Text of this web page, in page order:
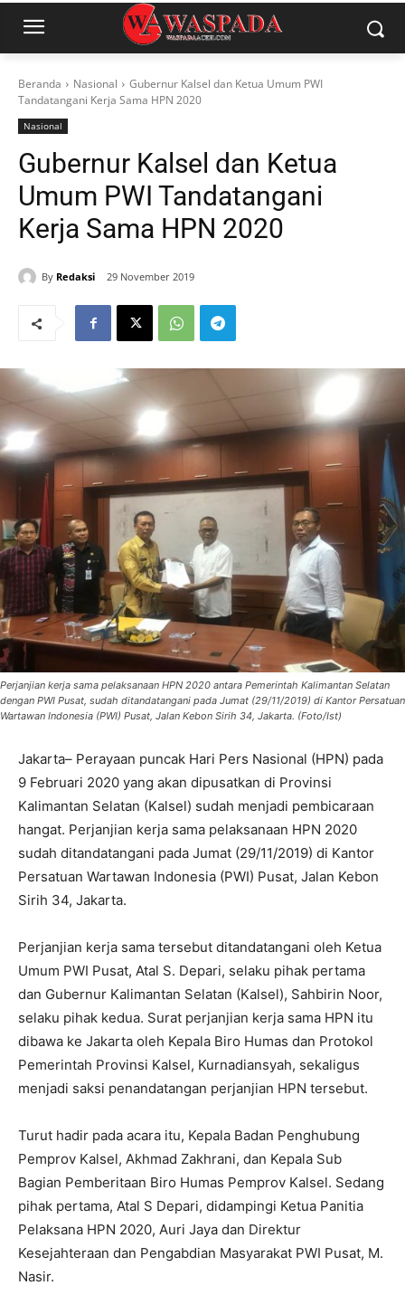
Beranda Nasional
Gubernur Kalsel dan Ketua Umum PWI
Tandatangani Kerja Sama HPN 2020
Nasional
Gubernur Kalsel dan Ketua
Umum PWI Tandatangani
Kerja Sama HPN 2020
By Redaksi 29 November 2019
Perjanjian kerja sama pelaksanaan HPN 2020 antara Pemerintah Kalimantan Selatan
dengan PWI Pusat, sudah ditandatangani pada Jumat (29/11/2019) di Kantor Persatuan
Wartawan Indonesia (PWI) Pusat, Jalan Kebon Sirih 34, Jakarta. (Foto/Ist)
Jakarta– Perayaan puncak Hari Pers Nasional (HPN) pada
9 Februari 2020 yang akan dipusatkan di Provinsi
Kalimantan Selatan (Kalsel) sudah menjadi pembicaraan
hangat. Perjanjian kerja sama pelaksanaan HPN 2020
sudah ditandatangani pada Jumat (29/11/2019) di Kantor
Persatuan Wartawan Indonesia (PWI) Pusat, Jalan Kebon
Sirih 34, Jakarta.
Perjanjian kerja sama tersebut ditandatangani oleh Ketua
Umum PWI Pusat, Atal S. Depari, selaku pihak pertama
dan Gubernur Kalimantan Selatan (Kalsel), Sahbirin Noor,
selaku pihak kedua. Surat perjanjian kerja sama HPN itu
dibawa ke Jakarta oleh Kepala Biro Humas dan Protokol
Pemerintah Provinsi Kalsel, Kurnadiansyah, sekaligus
menjadi saksi penandatangan perjanjian HPN tersebut.
Turut hadir pada acara itu, Kepala Badan Penghubung
Pemprov Kalsel, Akhmad Zakhrani, dan Kepala Sub
Bagian Pemberitaan Biro Humas Pemprov Kalsel. Sedang
pihak pertama, Atal S Depari, didampingi Ketua Panitia
Pelaksana HPN 2020, Auri Jaya dan Direktur
Kesejahteraan dan Pengabdian Masyarakat PWI Pusat, M.
Nasir.